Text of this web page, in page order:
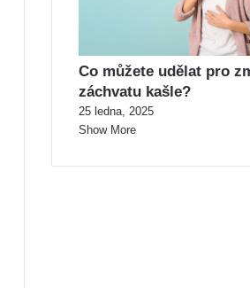
Co můžete udělat pro
záchvatu kašle?
25 ledna, 2025
Show More